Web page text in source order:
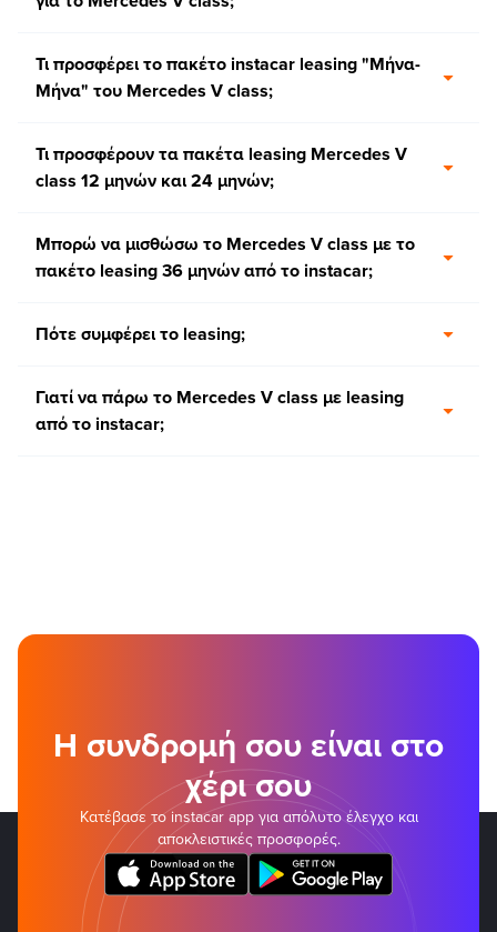
Τι προσφέρει το πακέτο instacar leasing "Μήνα-
Μήνα" του Mercedes V class;
Τι προσφέρουν τα πακέτα leasing Mercedes V
class 12 μηνών και 24 μηνών;
Μπορώ να μισθώσω το Mercedes V class με το
πακέτο leasing 36 μηνών από το instacar;
Πότε συμφέρει το leasing;
Γιατί να πάρω το Mercedes V class με leasing
από το instacar;
Η συνδρομή σου είναι στο
χέρι σου
Κατέβασε το instacar app για απόλυτο έλεγχο και
αποκλειστικές προσφορές.